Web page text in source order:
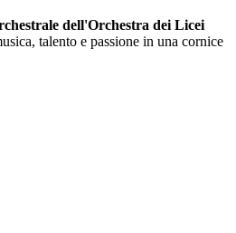
dell'Orchestra dei Licei
talento e passione in una cornice